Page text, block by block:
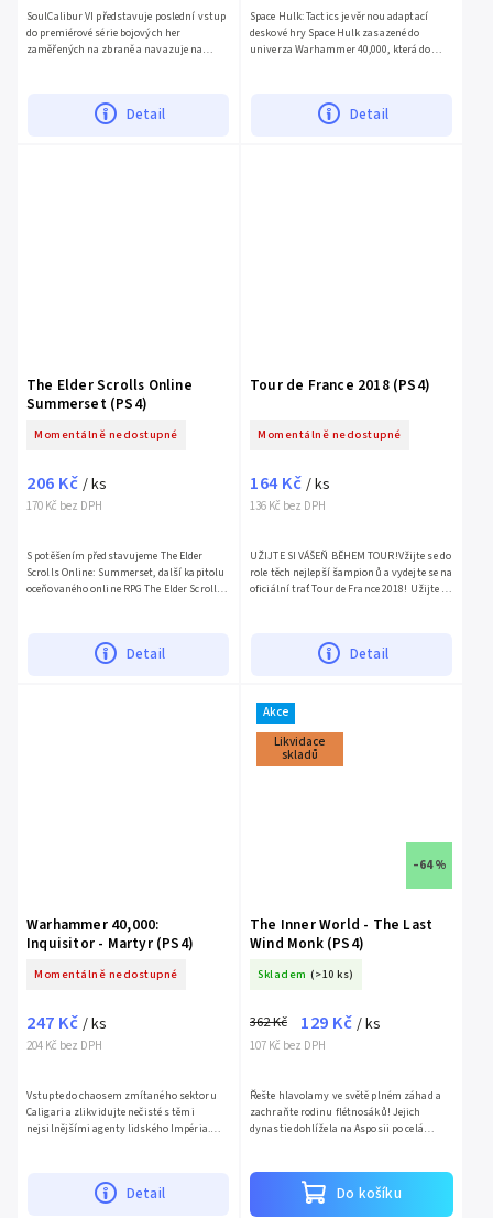
Detail
SoulCalibur VI představuje poslední vstup
do premiérové série bojových her
zaměřených na zbraně a navazuje na
Detail
Space Hulk: Tactics je věrnou adaptací
deskové hry Space Hulk zasazené do
univerza Warhammer 40,000, která do
The Elder Scrolls Online
Summerset (PS4)
Momentálně nedostupné
170 Kč bez DPH
206 Kč / ks
Detail
S potěšením představujeme The Elder
Scrolls Online: Summerset, další kapitolu
oceňovaného online RPG The Elder Scrolls
Tour de France 2018 (PS4)
Momentálně nedostupné
136 Kč bez DPH
164 Kč / ks
Detail
UŽIJTE SI VÁŠEŇ BĚHEM TOUR!Vžijte se do
role těch nejlepší šampionů a vydejte se na
oficiální trať Tour de France 2018! Užijte si
Warhammer 40,000:
Inquisitor - Martyr (PS4)
Momentálně nedostupné
204 Kč bez DPH
247 Kč / ks
Detail
Vstupte do chaosem zmítaného sektoru
Caligari a zlikvidujte nečisté s těmi
nejsilnějšími agenty lidského Impéria.
Akce
Likvidace
skladů
–64 %
The Inner World - The Last
Wind Monk (PS4)
Skladem (>10 ks)
107 Kč bez DPH
362 Kč 129 Kč / ks
Do košíku
Řešte hlavolamy ve světě plném záhad a
zachraňte rodinu flétnosáků! Jejich
dynastie dohlížela na Asposii po celá